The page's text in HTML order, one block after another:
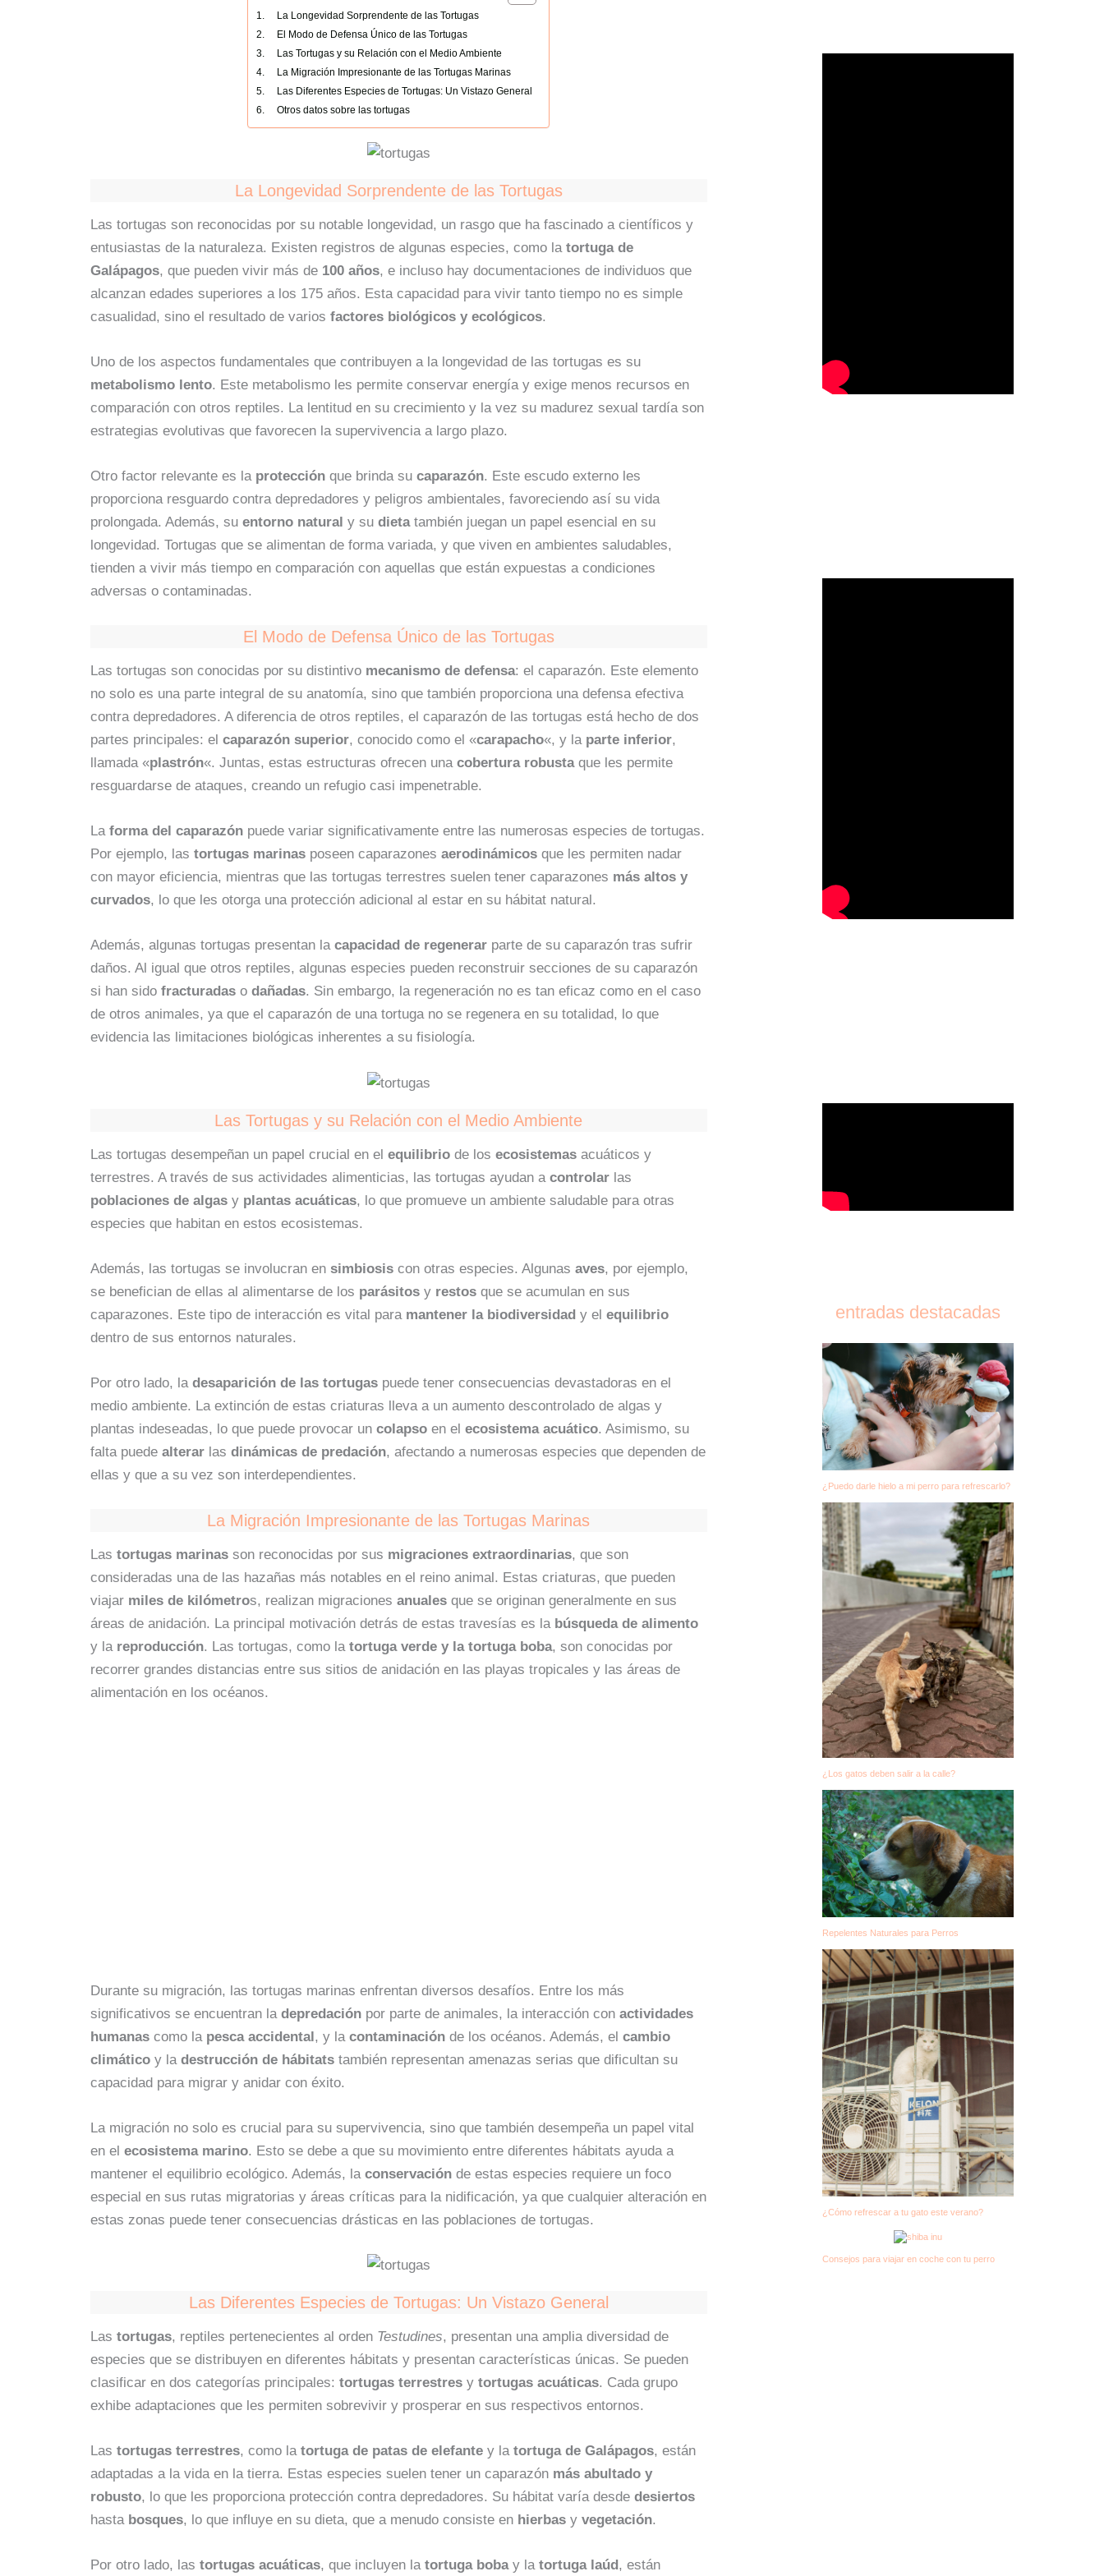
La Longevidad Sorprendente de las Tortugas
El Modo de Defensa Único de las Tortugas
Las Tortugas y su Relación con el Medio Ambiente
La Migración Impresionante de las Tortugas Marinas
Las Diferentes Especies de Tortugas: Un Vistazo General
Otros datos sobre las tortugas
La Longevidad Sorprendente de las Tortugas
Las tortugas son reconocidas por su notable longevidad, un rasgo que ha fascinado a científicos y
entusiastas de la naturaleza. Existen registros de algunas especies, como la tortuga de
Galápagos, que pueden vivir más de 100 años, e incluso hay documentaciones de individuos que
alcanzan edades superiores a los 175 años. Esta capacidad para vivir tanto tiempo no es simple
casualidad, sino el resultado de varios factores biológicos y ecológicos.
Uno de los aspectos fundamentales que contribuyen a la longevidad de las tortugas es su
metabolismo lento. Este metabolismo les permite conservar energía y exige menos recursos en
comparación con otros reptiles. La lentitud en su crecimiento y la vez su madurez sexual tardía son
estrategias evolutivas que favorecen la supervivencia a largo plazo.
Otro factor relevante es la protección que brinda su caparazón. Este escudo externo les
proporciona resguardo contra depredadores y peligros ambientales, favoreciendo así su vida
prolongada. Además, su entorno natural y su dieta también juegan un papel esencial en su
longevidad. Tortugas que se alimentan de forma variada, y que viven en ambientes saludables,
tienden a vivir más tiempo en comparación con aquellas que están expuestas a condiciones
adversas o contaminadas.
El Modo de Defensa Único de las Tortugas
Las tortugas son conocidas por su distintivo mecanismo de defensa: el caparazón. Este elemento
no solo es una parte integral de su anatomía, sino que también proporciona una defensa efectiva
contra depredadores. A diferencia de otros reptiles, el caparazón de las tortugas está hecho de dos
partes principales: el caparazón superior, conocido como el «carapacho«, y la parte inferior,
llamada «plastrón«. Juntas, estas estructuras ofrecen una cobertura robustaque les permite
resguardarse de ataques, creando un refugio casi impenetrable.
La forma del caparazón puede variar significativamente entre las numerosas especies de tortugas.
Por ejemplo, las tortugas marinas poseen caparazones aerodinámicos que les permiten nadar
con mayor eficiencia, mientras que las tortugas terrestres suelen tener caparazones más altos y
curvados, lo que les otorga una protección adicional al estar en su hábitat natural.
Además, algunas tortugas presentan la capacidad de regenerar parte de su caparazón tras sufrir
daños. Al igual que otros reptiles, algunas especies pueden reconstruir secciones de su caparazón
si han sido fracturadas o dañadas. Sin embargo, la regeneración no es tan eficaz como en el caso
de otros animales, ya que el caparazón de una tortuga no se regenera en su totalidad, lo que
evidencia las limitaciones biológicas inherentes a su fisiología.
Las Tortugas y su Relación con el Medio Ambiente
Las tortugas desempeñan un papel crucial en el equilibrio de los ecosistemas acuáticos y
terrestres. A través de sus actividades alimenticias, las tortugas ayudan a controlar las
poblaciones de algas y plantas acuáticas, lo que promueve un ambiente saludable para otras
especies que habitan en estos ecosistemas.
Además, las tortugas se involucran en simbiosis con otras especies. Algunas aves, por ejemplo,
se benefician de ellas al alimentarse de los parásitos y restos que se acumulan en sus
caparazones. Este tipo de interacción es vital para mantener la biodiversidad y el equilibrio
dentro de sus entornos naturales.
Por otro lado, la desaparición de las tortugas puede tener consecuencias devastadoras en el
medio ambiente. La extinción de estas criaturas lleva a un aumento descontrolado de algas y
plantas indeseadas, lo que puede provocar un colapso en el ecosistema acuático. Asimismo, su
falta puede alterar las dinámicas de predación, afectando a numerosas especies que dependen de
ellas y que a su vez son interdependientes.
La Migración Impresionante de las Tortugas Marinas
Las tortugas marinas son reconocidas por sus migraciones extraordinarias, que son
consideradas una de las hazañas más notables en el reino animal. Estas criaturas, que pueden
viajar miles de kilómetros, realizan migraciones anuales que se originan generalmente en sus
áreas de anidación. La principal motivación detrás de estas travesías es labúsqueda de alimento
y la reproducción. Las tortugas, como la tortuga verde y la tortuga boba, son conocidas por
recorrer grandes distancias entre sus sitios de anidación en las playas tropicales y las áreas de
alimentación en los océanos.
Durante su migración, las tortugas marinas enfrentan diversos desafíos. Entre los más
significativos se encuentran la depredación por parte de animales, la interacción con actividades
humanas como la pesca accidental, y la contaminación de los océanos. Además, el cambio
climático y la destrucción de hábitats también representan amenazas serias que dificultan su
capacidad para migrar y anidar con éxito.
La migración no solo es crucial para su supervivencia, sino que también desempeña un papel vital
en el ecosistema marino. Esto se debe a que su movimiento entre diferentes hábitats ayuda a
mantener el equilibrio ecológico. Además, la conservación de estas especies requiere un foco
especial en sus rutas migratorias y áreas críticas para la nidificación, ya que cualquier alteración en
estas zonas puede tener consecuencias drásticas en las poblaciones de tortugas.
Las Diferentes Especies de Tortugas: Un Vistazo General
Las tortugas, reptiles pertenecientes al orden Testudines, presentan una amplia diversidad de
especies que se distribuyen en diferentes hábitats y presentan características únicas. Se pueden
clasificar en dos categorías principales: tortugas terrestres y tortugas acuáticas. Cada grupo
exhibe adaptaciones que les permiten sobrevivir y prosperar en sus respectivos entornos.
Las tortugas terrestres, como la tortuga de patas de elefante y la tortuga de Galápagos, están
adaptadas a la vida en la tierra. Estas especies suelen tener un caparazón más abultado y
robusto, lo que les proporciona protección contra depredadores. Su hábitat varía desde desiertos
hasta bosques, lo que influye en su dieta, que a menudo consiste en hierbas y vegetación.
Por otro lado, las tortugas acuáticas, que incluyen la tortuga bobay la tortuga laúd , están
entradas destacadas
¿Puedo darle hielo a mi perro para refrescarlo?
¿Los gatos deben salir a la calle?
Repelentes Naturales para Perros
¿Cómo refrescar a tu gato este verano?
Consejos para viajar en coche con tu perro